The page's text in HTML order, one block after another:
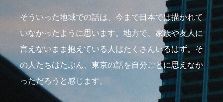
そういった地域での話は、今まで日本では描かれて
いなかったように思います。地方で、家族や友人に
言えないまま抱えている人はたくさんいるはず。そ
の人たちはたぶん、東京の話を自分ごとに思えなか
っただろうと感じます。